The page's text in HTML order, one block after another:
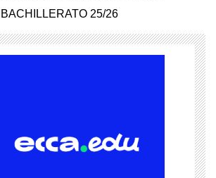
BACHILLERATO 25/26